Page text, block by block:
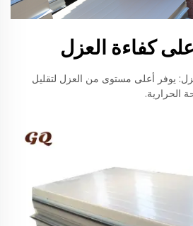
كفاءة العزل
يوفر أعلى مستوى من العزل لتقليل
الحرارية.